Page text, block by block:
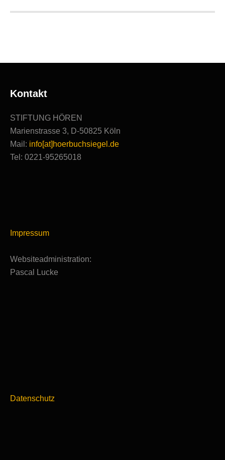
Ausgezeichnete
Kontakt
STIFTUNG HÖREN
Marienstrasse 3, D-50825 Köln
Mail: info[at]hoerbuchsiegel.de
Tel: 0221-95265018
Impressum
Websiteadministration:
Pascal Lucke
Datenschutz